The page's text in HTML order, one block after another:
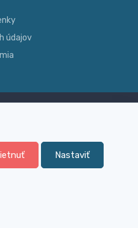
údajov
z ktorého Vám
vybrať
Nastaviť